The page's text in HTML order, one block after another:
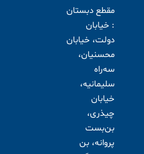
مقطع دبستان
: خیابان
دولت، خیابان
محسنیان،
سه‌راه
سلیمانیه،
خیابان
چیذری،
بن‌بست
پروانه، بن